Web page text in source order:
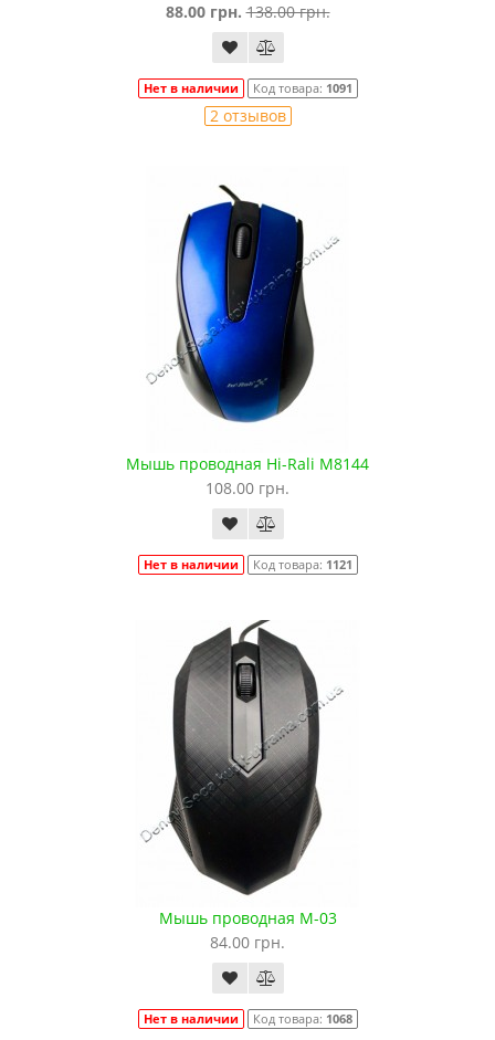
88.00 грн. 138.00 грн.
Нет в наличии Код товара: 1091
2 отзывов
Мышь проводная Hi-Rali M8144
108.00 грн.
Нет в наличии Код товара: 1121
Мышь проводная M-03
84.00 грн.
Нет в наличии Код товара: 1068